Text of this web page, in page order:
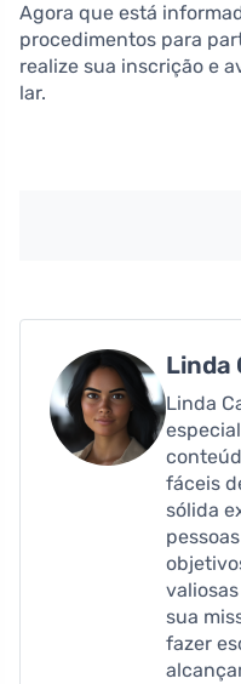
Agora que está
procedimentos para
realize sua inscrição e
lar.
Linda
Linda
fáceis
sólida
sua
fazer